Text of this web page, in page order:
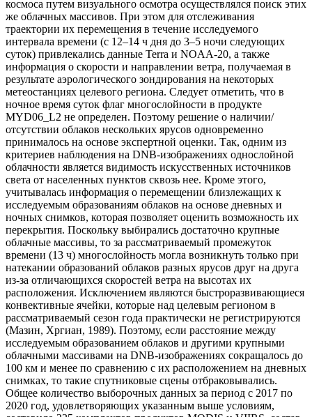
космоса путем визуального осмотра осуществлялся поиск этих
же облачных массивов. При этом для отслеживания
траектории их перемещения в течение исследуемого
интервала времени (с 12–14 ч дня до 3–5 ночи следующих
суток) привлекались данные Terra и NOAA-20, а также
информация о скорости и направлении ветра, получаемая в
результате аэрологического зондирования на некоторых
метеостанциях целевого региона. Следует отметить, что в
ночное время суток флаг многослойности в продукте
MYD06_L2 не определен. Поэтому решение о наличии/
отсутствии облаков нескольких ярусов одновременно
принималось на основе экспертной оценки. Так, одним из
критериев наблюдения на DNB-изображениях однослойной
облачности является видимость искусственных источников
света от населенных пунктов сквозь нее. Кроме этого,
учитывалась информация о перемещении близлежащих к
исследуемым образованиям облаков на основе дневных и
ночных снимков, которая позволяет оценить возможность их
перекрытия. Поскольку выбирались достаточно крупные
облачные массивы, то за рассматриваемый промежуток
времени (13 ч) многослойность могла возникнуть только при
натекании образований облаков разных ярусов друг на друга
из-за отличающихся скоростей ветра на высотах их
расположения. Исключением являются быстроразвивающиеся
конвективные ячейки, которые над целевым регионом в
рассматриваемый сезон года практически не регистрируются
(Мазин, Хргиан, 1989). Поэтому, если расстояние между
исследуемым образованием облаков и другими крупными
облачными массивами на DNB-изображениях сокращалось до
100 км и менее по сравнению с их расположением на дневных
снимках, то такие спутниковые сцены отбраковывались.
Общее количество выборочных данных за период с 2017 по
2020 год, удовлетворяющих указанным выше условиям,